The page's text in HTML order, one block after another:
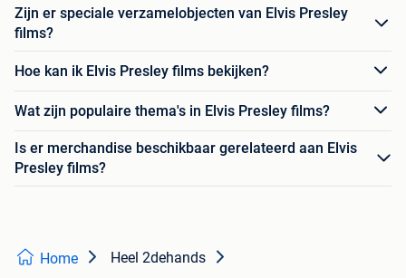
Zijn er speciale verzamelobjecten van Elvis Presley
films?
Hoe kan ik Elvis Presley films bekijken?
Wat zijn populaire thema's in Elvis Presley films?
Is er merchandise beschikbaar gerelateerd aan Elvis
Presley films?
Home Heel 2dehands